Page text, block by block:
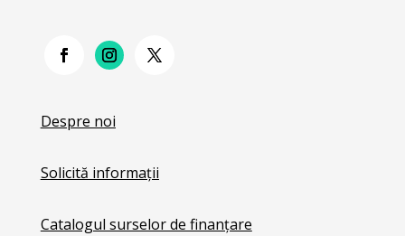
Despre noi
Solicită informații
Catalogul surselor de finanțare